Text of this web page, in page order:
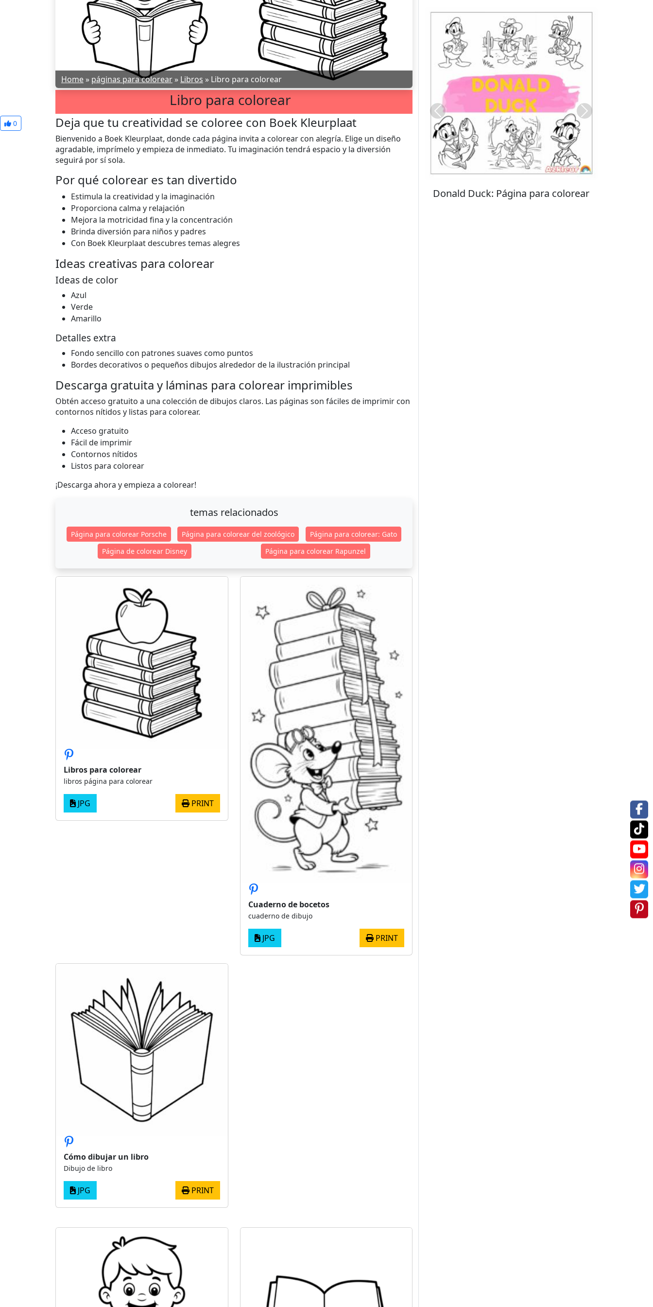
Home » páginas para colorear » Libros » Libro para colorear
Libro para colorear
0 Deja que tu creatividad se coloree con Boek Kleurplaat
Bienvenido a Boek Kleurplaat, donde cada página invita a colorear con alegría. Elige un diseño
agradable, imprímelo y empieza de inmediato. Tu imaginación tendrá espacio y la diversión
seguirá por sí sola.
Por qué colorear es tan divertido
Estimula la creatividad y la imaginación
Proporciona calma y relajación
Mejora la motricidad fina y la concentración
Brinda diversión para niños y padres
Con Boek Kleurplaat descubres temas alegres
Ideas creativas para colorear
Ideas de color
Azul
Verde
Amarillo
Detalles extra
Fondo sencillo con patrones suaves como puntos
Bordes decorativos o pequeños dibujos alrededor de la ilustración principal
Descarga gratuita y láminas para colorear imprimibles
Obtén acceso gratuito a una colección de dibujos claros. Las páginas son fáciles de imprimir con
contornos nítidos y listas para colorear.
Acceso gratuito
Fácil de imprimir
Contornos nítidos
Listos para colorear
¡Descarga ahora y empieza a colorear!
temas relacionados
Página para colorear Porsche Página para colorear del zoológico
Página para colorear: Gato
Página de colorear Disney
Página para colorear Rapunzel
Libros para colorear
libros página para colorear
JPG PRINT
Cuaderno de bocetos
cuaderno de dibujo
JPG PRINT
Cómo dibujar un libro
Dibujo de libro
JPG PRINT
Stitch: Página para colorear
Previous Next